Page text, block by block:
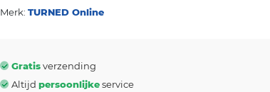
Merk: TURNED Online
Gratisverzending
Altijd persoonlijkeservice